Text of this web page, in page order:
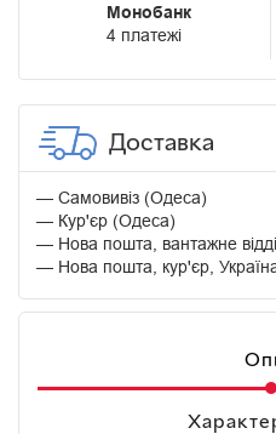
Монобанк
4 платежі
Доставка
Самовивіз (Одеса)
Кур'єр (Одеса)
Нова пошта, вантажне
Нова пошта, кур'єр,